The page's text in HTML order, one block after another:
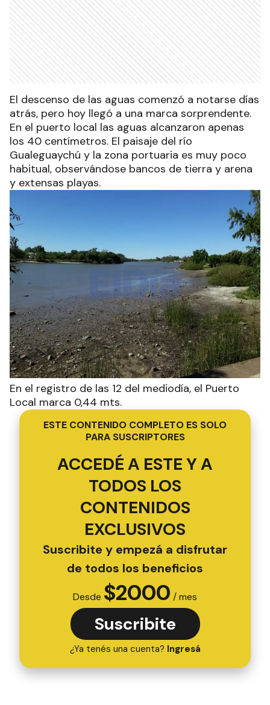
El descenso de las aguas comenzó a notarse días
atrás, pero hoy llegó a una marca sorprendente.
En el puerto local las aguas alcanzaron apenas
los 40 centímetros. El paisaje del río
Gualeguaychú y la zona portuaria es muy poco
habitual, observándose bancos de tierra y arena
y extensas playas.
En el registro de las 12 del mediodía, el Puerto
Local marca 0,44 mts.
ESTE CONTENIDO COMPLETO ES SOLO
PARA SUSCRIPTORES
ACCEDÉ A ESTE Y A
TODOS LOS
CONTENIDOS
EXCLUSIVOS
Suscribite y empezá a disfrutar
de todos los beneficios
Desde $2000 / mes
Suscribite
¿Ya tenés una cuenta? Ingresá